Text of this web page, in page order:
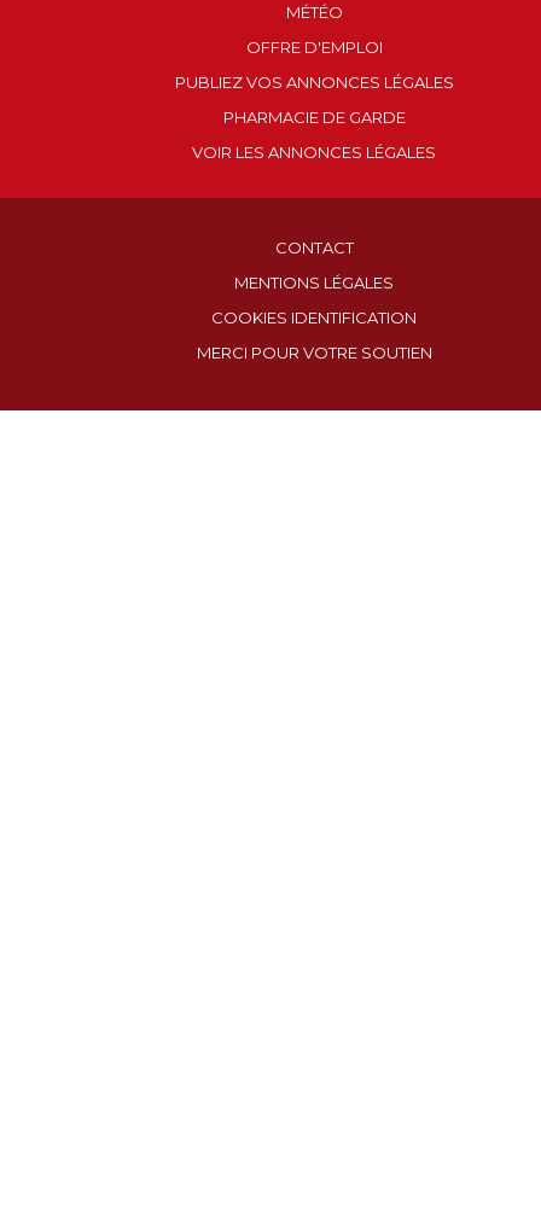
MÉTÉO
OFFRE D'EMPLOI
PUBLIEZ VOS ANNONCES LÉGALES
PHARMACIE DE GARDE
VOIR LES ANNONCES LÉGALES
CONTACT
MENTIONS LÉGALES
COOKIES IDENTIFICATION
MERCI POUR VOTRE SOUTIEN